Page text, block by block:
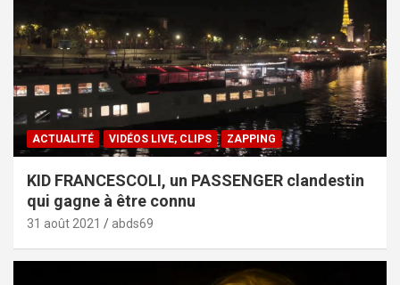
ACTUALITÉ VIDÉOS LIVE, CLIPS ZAPPING
KID FRANCESCOLI, un PASSENGER clandestin
qui gagne à être connu
31 août 2021 abds69